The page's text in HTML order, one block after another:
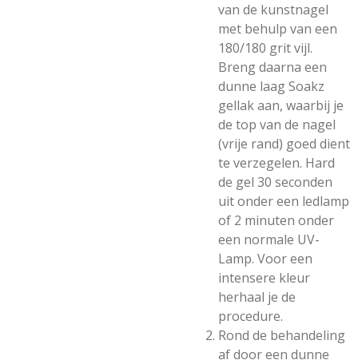
van de kunstnagel
met behulp van een
180/180 grit vijl.
Breng daarna een
dunne laag Soakz
gellak aan, waarbij je
de top van de nagel
(vrije rand) goed dient
te verzegelen. Hard
de gel 30 seconden
uit onder een ledlamp
of 2 minuten onder
een normale UV-
Lamp. Voor een
intensere kleur
herhaal je de
procedure.
Rond de behandeling
af door een dunne